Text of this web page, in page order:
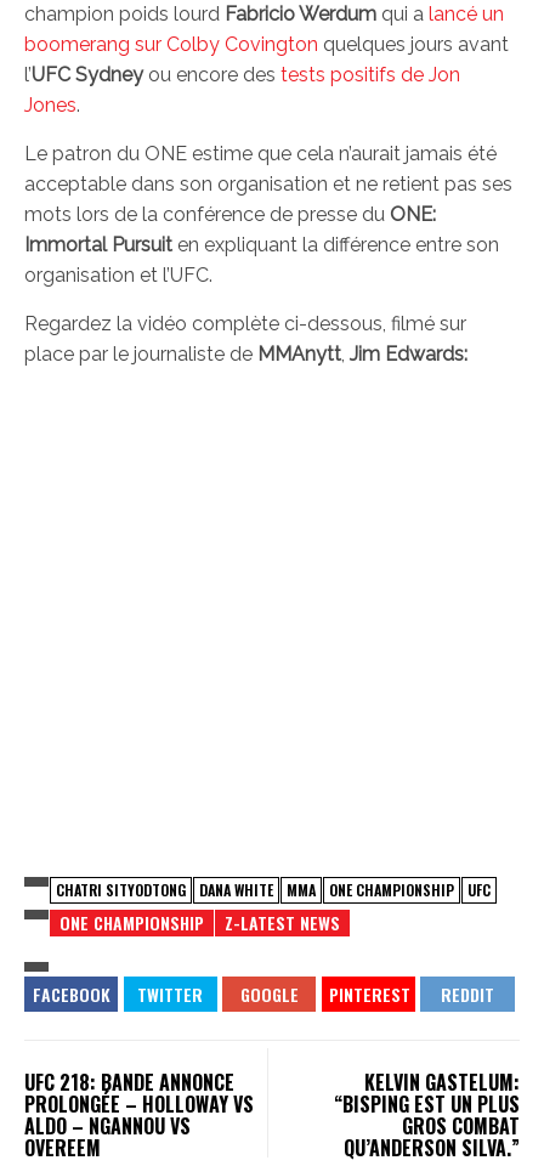
champion poids lourd Fabricio Werdum qui a lancé un
boomerang sur Colby Covington quelques jours avant
l’UFC Sydneyou encore des tests positifs de Jon
Jones.
Le patron du ONE estime que cela n’aurait jamais été
acceptable dans son organisation et ne retient pas ses
mots lors de la conférence de presse du ONE:
Immortal Pursuit en expliquant la différence entre son
organisation et l’UFC.
Regardez la vidéo complète ci-dessous, filmé sur
place par le journaliste de MMAnytt Jim Edwards:
CHATRI SITYODTONG DANA WHITE MMA ONE CHAMPIONSHIP UFC
ONE CHAMPIONSHIP Z-LATEST NEWS
UFC 218: BANDE ANNONCE
PROLONGÉE – HOLLOWAY VS
ALDO – NGANNOU VS
OVEREEM
KELVIN GASTELUM:
“BISPING EST UN PLUS
GROS COMBAT
QU’ANDERSON SILVA.”